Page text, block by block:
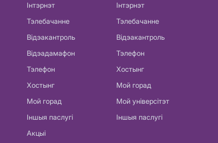
Інтэрнэт
Тэлебачанне
Відэакантроль
Відэадамафон
Тэлефон
Хостынг
Мой горад
Іншыя паслугі
Акцыі
Інтэрнэт
Тэлебачанне
Відэакантроль
Тэлефон
Хостынг
Мой горад
Мой універсітэт
Іншыя паслугі